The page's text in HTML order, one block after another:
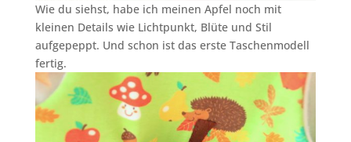
Wie du siehst, habe ich meinen Apfel noch mit
kleinen Details wie Lichtpunkt, Blüte und Stil
aufgepeppt. Und schon ist das erste Taschenmodell
fertig.